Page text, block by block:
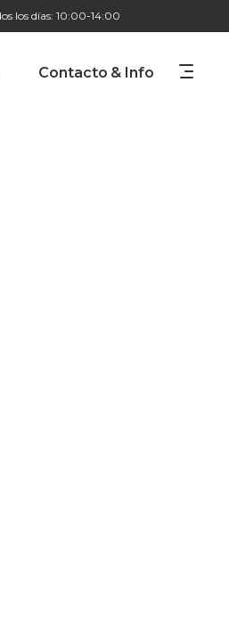
los días: 10:00-14:00
Contacto & Info